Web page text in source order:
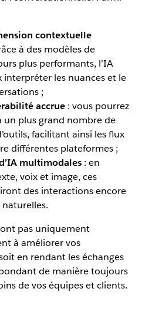
contextuelle
à des modèles de
plus performants, l’IA
interpréter les nuances et le
;
accrue: vous pourrez
un plus grand nombre de
facilitant ainsi les flux
différentes plateformes ;
d’IA multimodales: en
voix et image, ces
des interactions encore
pas uniquement
à améliorer vos
en rendant les échanges
de manière toujours
de vos équipes et clients.